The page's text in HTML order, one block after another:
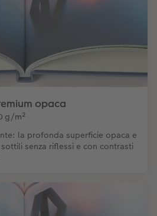
opaca
g/m²
la profonda superficie opaca e
senza riflessi e con contrasti